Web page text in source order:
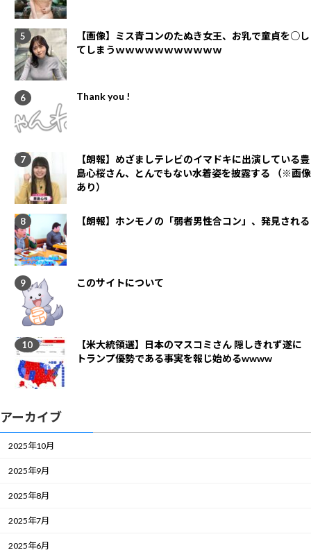
【画像】ミス青コンのたぬき女王、お乳で童貞を○し
てしまうｗｗｗｗｗｗｗｗｗｗｗ
Thank you !
【朗報】めざましテレビのイマドキに出演している豊
島心桜さん、とんでもない水着姿を披露する （※画像
あり）
【朗報】ホンモノの「弱者男性合コン」、発見される
このサイトについて
【米大統領選】日本のマスコミさん 隠しきれず遂に
トランプ優勢である事実を報じ始めるwwww
アーカイブ
2025年10月
2025年9月
2025年8月
2025年7月
2025年6月